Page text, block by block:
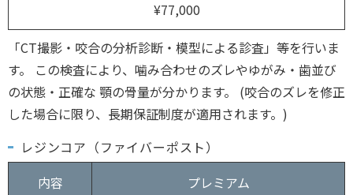
¥77,000
「CT撮影・咬合の分析診断・模型による診査」等を行いま
す。 この検査により、噛み合わせのズレやゆがみ・歯並び
の状態・正確な 顎の骨量が分かります。 (咬合のズレを修正
した場合に限り、長期保証制度が適用されます。)
レジンコア（ファイバーポスト）
内容
プレミアム